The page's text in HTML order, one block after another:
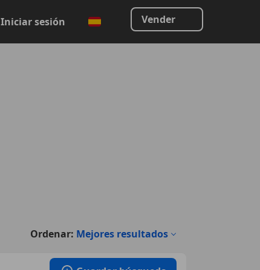
Iniciar sesión Vender
Ordenar: Mejores resultados